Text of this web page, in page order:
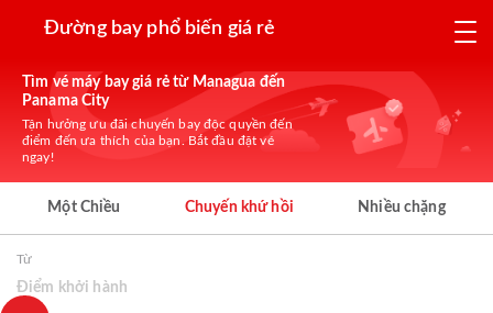
Đường bay phổ biến giá rẻ
Tìm vé máy bay giá rẻ từ Managua đến
Panama City
Tận hưởng ưu đãi chuyến bay độc quyền đến
điểm đến ưa thích của bạn. Bắt đầu đặt vé
ngay!
Một Chiều Chuyến khứ hồi Nhiều chặng
Từ
Điểm khởi hành